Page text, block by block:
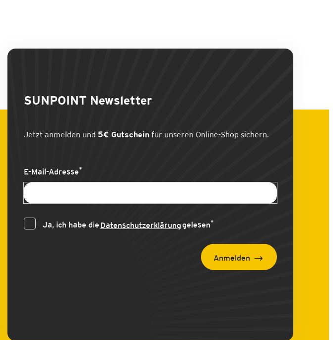
SUNPOINT Newsletter
Jetzt anmelden und 5€ Gutschein für unseren Online-Shop sichern.
E-Mail-Adresse*
Ja, ich habe die Datenschutzerklärunggelesen*
Anmelden